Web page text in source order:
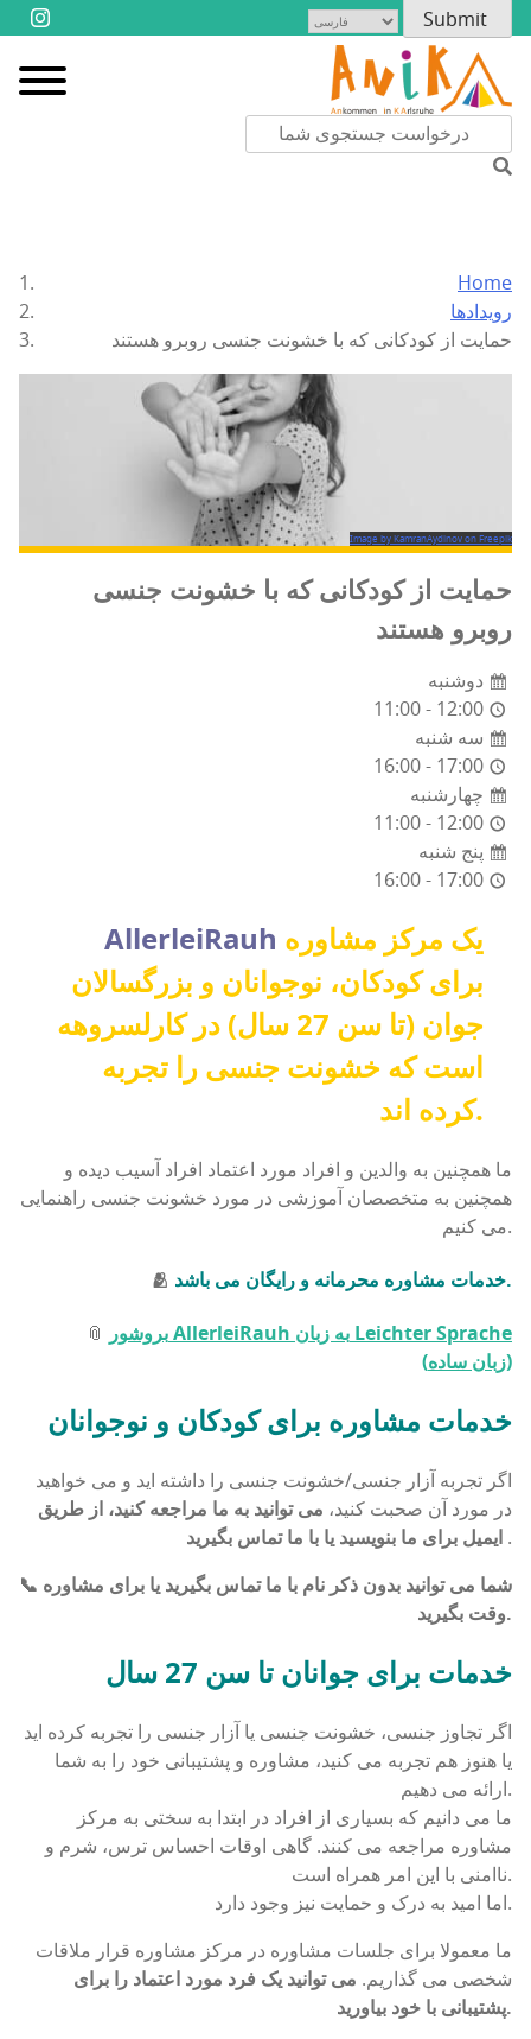
Home
رویدادها
حمایت از کودکانی که با خشونت جنسی روبرو هستند
Image by KamranAydinov on Freepik
حمایت از کودکانی که با خشونت جنسی
روبرو هستند
دوشنبه
11:00 - 12:00
سه شنبه
16:00 - 17:00
چهارشنبه
11:00 - 12:00
پنج شنبه
16:00 - 17:00
AllerleiRauh
برای کودکان، نوجوانان و بزرگسالان
جوان (تا سن 27 سال) در کارلسروهه
است که خشونت جنسی را تجربه
کرده اند.
ما همچنین به والدین و افراد مورد اعتماد افراد آسیب دیده و
همچنین به متخصصان آموزشی در مورد خشونت جنسی راهنمایی
می کنیم.
🫂
خدمات مشاوره محرمانه و رایگان می باشد.
📎بروشور AllerleiRauh به زبان Leichter Sprache
(زبان ساده)
خدمات مشاوره برای کودکان و نوجوانان
اگر تجربه آزار جنسی/خشونت جنسی را داشته اید و می خواهید
در مورد آن صحبت کنید، می توانید به ما مراجعه کنید، از طریق
ایمیل برای ما بنویسید یا با ما تماس بگیرید .
📞 شما می توانید بدون ذکر نام با ما تماس بگیرید یا برای مشاوره
وقت بگیرید.
خدمات برای جوانان تا سن 27 سال
اگر تجاوز جنسی، خشونت جنسی یا آزار جنسی را تجربه کرده اید
یا هنوز هم تجربه می کنید، مشاوره و پشتیبانی خود را به شما
ارائه می دهیم.
ما می دانیم که بسیاری از افراد در ابتدا به سختی به مرکز
مشاوره مراجعه می کنند. گاهی اوقات احساس ترس، شرم و
ناامنی با این امر همراه است.
اما امید به درک و حمایت نیز وجود دارد.
ما معمولا برای جلسات مشاوره در مرکز مشاوره قرار ملاقات
شخصی می گذاریم. می توانید یک فرد مورد اعتماد را برای
پشتیبانی با خود بیاورید.